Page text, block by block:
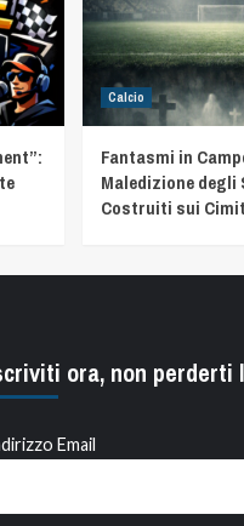
Calcio
Fantasmi in
Maledizione degli
Costruiti sui
ora, non perderti
Email